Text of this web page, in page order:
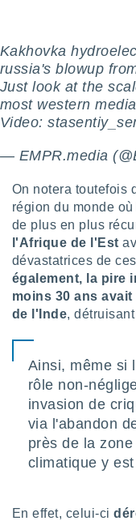
des
sur
créer
pour
des
des
des
des
Kakhovka
russia's blowup
Just look at the
most western
Video:
— EMPR.media
On notera toutefois
région du monde
de plus en plus
l'Afrique de l'Est
dévastatrices de
également, la pire
moins 30 ans
de l'Inde,
Ainsi, même si
rôle non-
invasion de
via l'abandon
près de la
climatique y
En effet, celui-ci